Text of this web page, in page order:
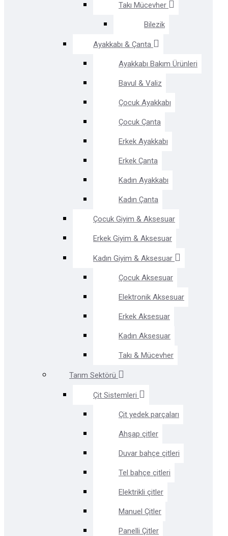
Takı Mücevher
Bilezik
Ayakkabı & Çanta
Ayakkabı Bakım Ürünleri
Bavul & Valiz
Çocuk Ayakkabı
Çocuk Çanta
Erkek Ayakkabı
Erkek Çanta
Kadın Ayakkabı
Kadın Çanta
Çocuk Giyim & Aksesuar
Erkek Giyim & Aksesuar
Kadın Giyim & Aksesuar
Çocuk Aksesuar
Elektronik Aksesuar
Erkek Aksesuar
Kadın Aksesuar
Takı & Mücevher
Tarım Sektörü
Çit Sistemleri
Çit yedek parçaları
Ahşap çitler
Duvar bahçe çitleri
Tel bahçe çitleri
Elektrikli çitler
Manuel Çitler
Panelli Çitler